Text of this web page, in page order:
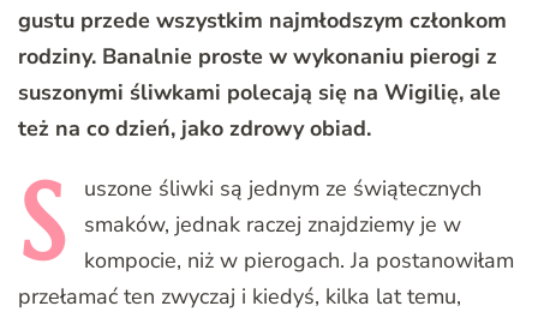
gustu przede wszystkim najmłodszym członkom
rodziny. Banalnie proste w wykonaniu pierogi z
suszonymi śliwkami polecają się na Wigilię, ale
też na co dzień, jako zdrowy obiad.
S uszone śliwki są jednym ze świątecznych
smaków, jednak raczej znajdziemy je w
kompocie, niż w pierogach. Ja postanowiłam
przełamać ten zwyczaj i kiedyś, kilka lat temu,